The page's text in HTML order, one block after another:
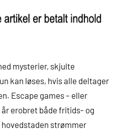
mysterier, skjulte
kan løses, hvis alle deltager
Escape games – eller
år erobret både fritids- og
strømmer